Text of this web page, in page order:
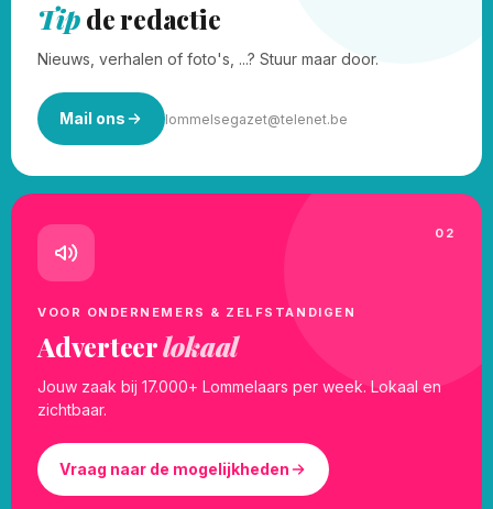
Tipde redactie
Nieuws, verhalen of foto's, ...? Stuur maar door.
Mail ons lommelsegazet@telenet.be
02
VOOR ONDERNEMERS & ZELFSTANDIGEN
Adverteerlokaal
Jouw zaak bij 17.000+ Lommelaars per week. Lokaal en
zichtbaar.
Vraag naar de mogelijkheden